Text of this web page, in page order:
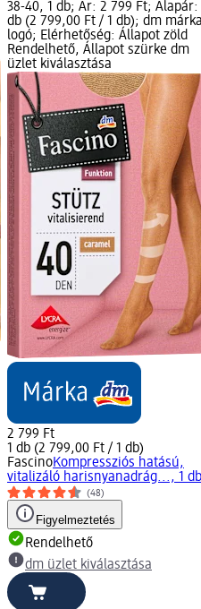
38-40, 1 db; Ár: 2 799 Ft; Alapár:
db (2 799,00 Ft / 1 db); dm
logó; Elérhetőség: Állapot zöld
Rendelhető, Állapot szürke dm
üzlet kiválasztása
2 799 Ft
1 db (2 799,00 Ft / 1 db)
FascinoKompressziós hatású,
vitalizáló harisnyanadrág..., 1 db
(48)
Figyelmeztetés
Rendelhető
dm üzlet kiválasztása